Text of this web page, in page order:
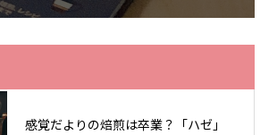
感覚だよりの焙煎は卒業？「ハゼ」